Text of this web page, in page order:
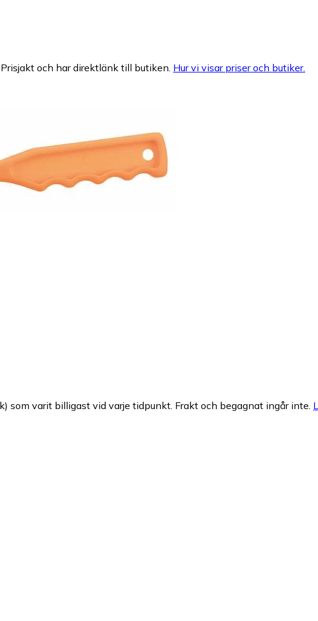
och har direktlänk till butiken. Hur vi visar priser och butiker.
som varit billigast vid varje tidpunkt. Frakt och begagnat ingår inte.